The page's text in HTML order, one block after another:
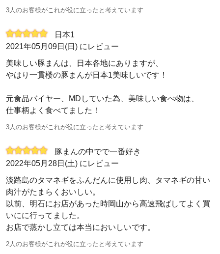
3人のお客様がこれが役に立ったと考えています
日本1
2021年05月09日(日) にレビュー
美味しい豚まんは、日本各地にありますが、
やはり一貫楼の豚まんが日本1美味しいです！
元食品バイヤー、MDしていた為、美味しい食べ物は、
仕事柄よく食べてました！
3人のお客様がこれが役に立ったと考えています
豚まんの中でで一番好き
2022年05月28日(土) にレビュー
淡路島のタマネギをふんだんに使用し肉、タマネギの甘い
肉汁がたまらくおいしい。
以前、明石にお店があった時岡山から高速飛ばしてよく買
いにに行ってました。
お店で蒸かし立ては本当においしいです。
2人のお客様がこれが役に立ったと考えています